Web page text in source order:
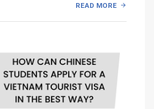
READ MORE